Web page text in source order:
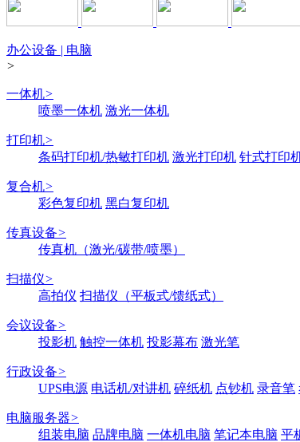
办公设备 | 电脑
>
一体机>
喷墨一体机 激光一体机
打印机>
条码打印机/热敏打印机 激光打印机 针式打印
复合机>
彩色复印机 黑白复印机
传真设备>
传真机（激光/碳带/喷墨）
扫描仪>
高拍仪 扫描仪（平板式/馈纸式）
会议设备>
投影机 触控一体机 投影幕布 激光笔
行政设备>
UPS电源 电话机/对讲机 碎纸机 点钞机 录音笔
电脑服务器>
组装电脑 品牌电脑 一体机电脑 笔记本电脑 平